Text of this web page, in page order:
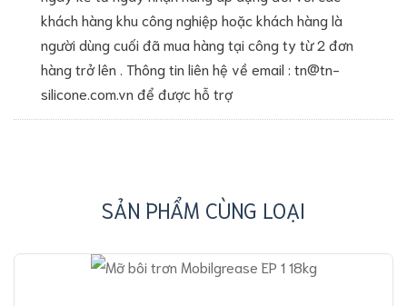
khách hàng khu công nghiệp hoặc khách hàng là
người dùng cuối đã mua hàng tại công ty từ 2 đơn
hàng trở lên . Thông tin liên hệ về email : tn@tn-
silicone.com.vn để được hỗ trợ
SẢN PHẨM CÙNG LOẠI